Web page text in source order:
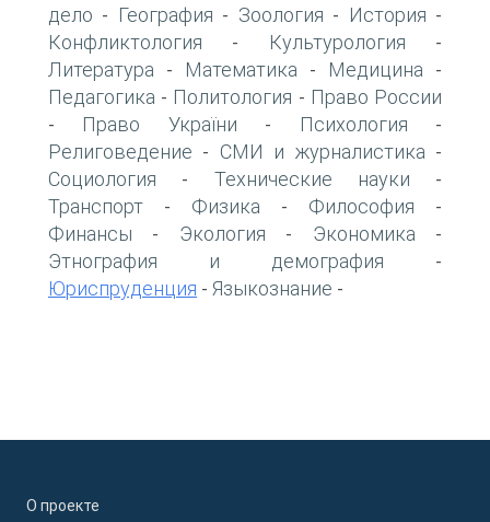
дело - География - Зоология - История -
Конфликтология - Культурология -
Литература - Математика - Медицина -
Педагогика - Политология - Право России
- Право України - Психология -
Религоведение - СМИ и журналистика -
Социология - Технические науки -
Транспорт - Физика - Философия -
Финансы - Экология - Экономика -
Этнография и демография -
Юриспруденция - Языкознание -
О проекте